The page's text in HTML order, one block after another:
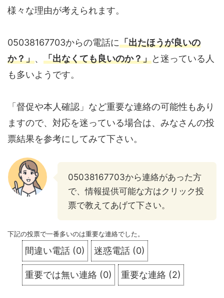
様々な理由が考えられます。
05038167703からの電話に「出たほうが良いの
か？」、 「出なくても良いのか？」と迷っている人
も多いようです。
「督促や本人確認」など重要な連絡の可能性もあり
ますので、対応を迷っている場合は、みなさんの投
票結果を参考にしてみて下さい。
05038167703から連絡があった方
で、情報提供可能な方はクリック投
票で教えてあげて下さい。
下記の投票で一番多いのは重要な連絡でした。
間違い電話 (0) 迷惑電話 (0)
重要では無い連絡 (0) 重要な連絡 (2)